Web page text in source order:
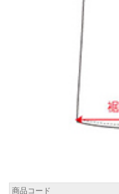
商品コード